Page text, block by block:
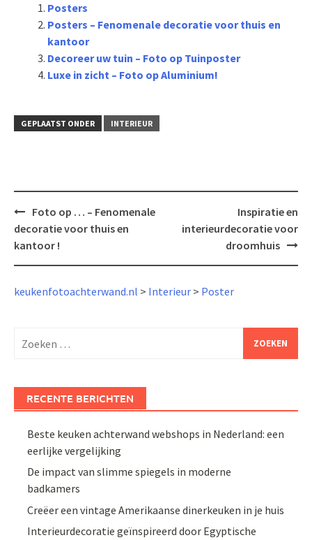
Posters
Posters – Fenomenale decoratie voor thuis en
kantoor
Decoreer uw tuin – Foto op Tuinposter
Luxe in zicht – Foto op Aluminium!
GEPLAATST ONDER INTERIEUR
Bericht
navigatie
Foto op … – Fenomenale
decoratie voor thuis en
kantoor !
Inspiratie en
interieurdecoratie voor
droomhuis
keukenfotoachterwand.nl > Interieur > Poster
naar:
RECENTE BERICHTEN
Beste keuken achterwand webshops in Nederland: een
eerlijke vergelijking
De impact van slimme spiegels in moderne
badkamers
Creëer een vintage Amerikaanse dinerkeuken in je huis
Interieurdecoratie geïnspireerd door Egyptische